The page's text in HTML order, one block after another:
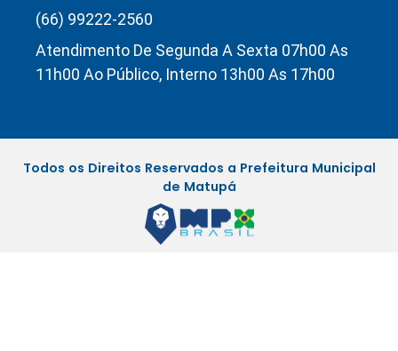
(66) 99222-2560
Atendimento De Segunda A Sexta 07h00 As
11h00 Ao Público, Interno 13h00 As 17h00
Todos os Direitos Reservados a Prefeitura Municipal
de Matupá